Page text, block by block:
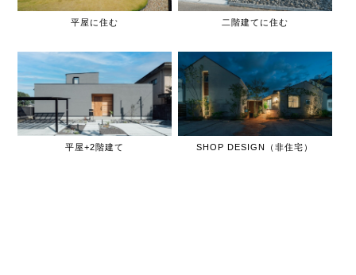
平屋に住む 二階建てに住む
平屋+2階建て SHOP DESIGN（非住宅）